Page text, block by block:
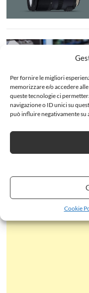
Per fornire le migliori
memorizzare e/o accedere
queste tecnologie ci
navigazione o ID unici su
può influire negativamente su
Cookie